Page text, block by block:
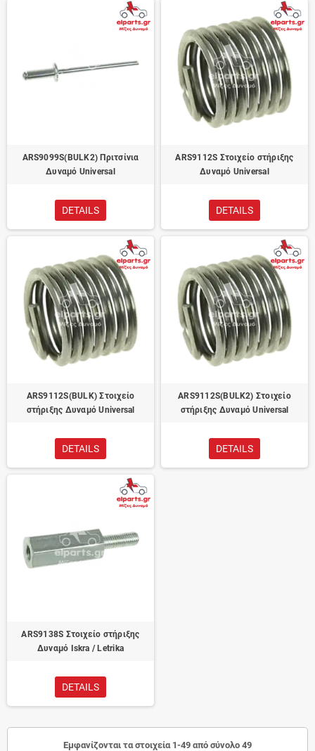
ARS9099S(BULK2) Πριτσίνια
Δυναμό Universal
DETAILS
ARS9112S Στοιχείο στήριξης
Δυναμό Universal
DETAILS
ARS9112S(BULK) Στοιχείο
στήριξης Δυναμό Universal
DETAILS
ARS9112S(BULK2) Στοιχείο
στήριξης Δυναμό Universal
DETAILS
ARS9138S Στοιχείο στήριξης
Δυναμό Iskra / Letrika
DETAILS
Εμφανίζονται τα στοιχεία 1-49 από σύνολο 49